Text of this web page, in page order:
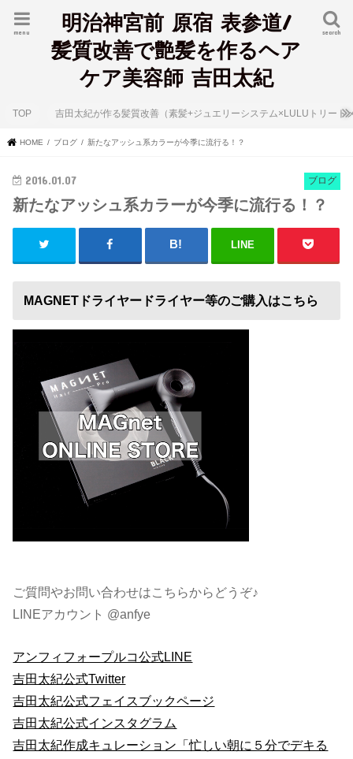
明治神宮前 原宿 表参道/
髪質改善で艶髪を作るヘア
ケア美容師 吉田太紀
search
menu
TOP 吉田太紀が作る髪質改善（素髪+ジュエリーシステム×LULUトリート
HOME ブログ 新たなアッシュ系カラーが今季に流行る！？
ブログ
2016.01.07
新たなアッシュ系カラーが今季に流行る！？
LINE
MAGNETドライヤードライヤー等のご購入はこちら
ご質問やお問い合わせはこちらからどうぞ♪
LINEアカウント @anfye
アンフィフォープルコ公式LINE
吉田太紀公式Twitter
吉田太紀公式フェイスブックページ
吉田太紀公式インスタグラム
吉田太紀作成キュレーション「忙しい朝に５分でデキる